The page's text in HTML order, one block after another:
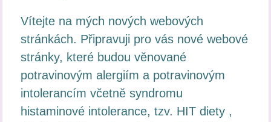
Vítejte na mých nových webových
stránkách. Připravuji pro vás nové webové
stránky, které budou věnované
potravinovým alergiím a potravinovým
intolerancím včetně syndromu
histaminové intolerance, tzv. HIT diety ,